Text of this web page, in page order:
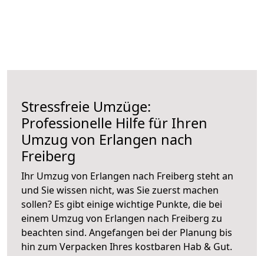
Stressfreie Umzüge:
Professionelle Hilfe für Ihren
Umzug von Erlangen nach
Freiberg
Ihr Umzug von Erlangen nach Freiberg steht an
und Sie wissen nicht, was Sie zuerst machen
sollen? Es gibt einige wichtige Punkte, die bei
einem Umzug von Erlangen nach Freiberg zu
beachten sind. Angefangen bei der Planung bis
hin zum Verpacken Ihres kostbaren Hab & Gut.